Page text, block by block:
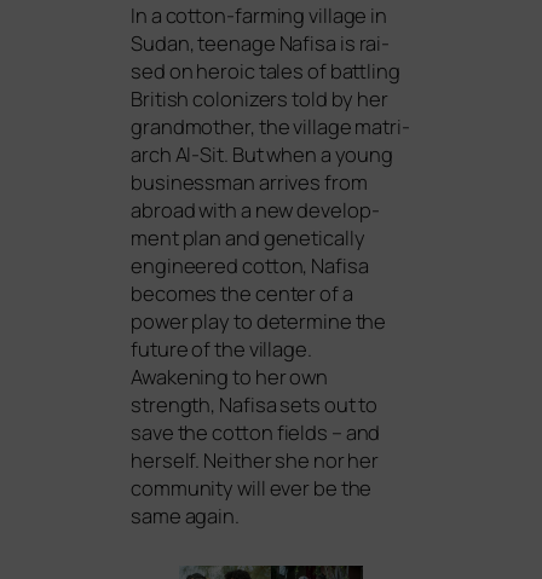
In a cot­ton-far­ming vil­la­ge in
Sudan, teenage Nafisa is rai­
sed on heroic tales of batt­ling
British colo­ni­zers told by her
grand­mo­ther, the vil­la­ge matri­
arch Al-Sit. But when a young
busi­ness­man arri­ves from
abroad with a new deve­lo­p­
ment plan and gene­ti­cal­ly
engi­nee­red cot­ton, Nafisa
beco­mes the cen­ter of a
power play to deter­mi­ne the
future of the vil­la­ge.
Awakening to her own
strength, Nafisa sets out to
save the cot­ton fields – and
hers­elf. Neither she nor her
com­mu­ni­ty will ever be the
same again.